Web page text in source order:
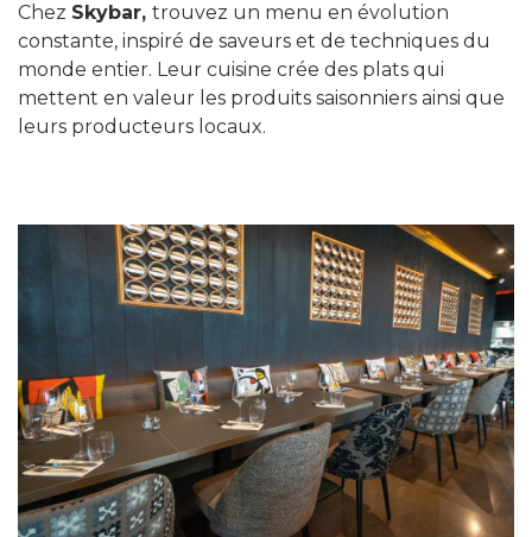
Chez Skybar, trouvez un menu en évolution
constante, inspiré de saveurs et de techniques du
monde entier. Leur cuisine crée des plats qui
mettent en valeur les produits saisonniers ainsi que
leurs producteurs locaux.